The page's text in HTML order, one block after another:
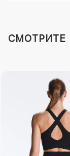
СМОТРИТЕ